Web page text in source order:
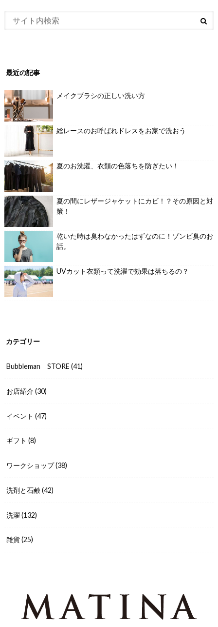
最近の記事
メイクブラシの正しい洗い方
総レースのお呼ばれドレスをお家で洗おう
夏のお洗濯、衣類の色落ちを防ぎたい！
夏の間にレザージャケットにカビ！？その原因と対
策！
乾いた時は臭わなかったはずなのに！ゾンビ臭のお
話。
UVカット衣類って洗濯で効果は落ちるの？
カテゴリー
Bubbleman STORE(41)
お店紹介(30)
イベント(47)
ギフト(8)
ワークショップ(38)
洗剤と石鹸(42)
洗濯(132)
雑貨(25)